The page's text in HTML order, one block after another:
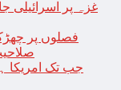
فصلوں پر
جب تک امریکا